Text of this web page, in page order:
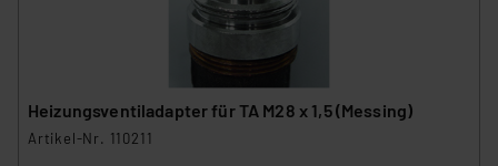
Heizungsventiladapter für TA M28 x 1,5 (Messing)
Artikel-Nr. 110211